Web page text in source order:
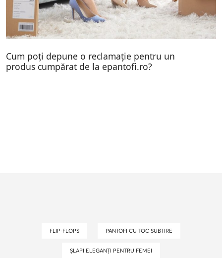
Cum poți depune o reclamație pentru un
produs cumpărat de la epantofi.ro?
FLIP-FLOPS PANTOFI CU TOC SUBTIRE
ȘLAPI ELEGANȚI PENTRU FEMEI